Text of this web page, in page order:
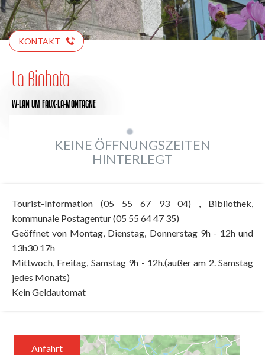
KONTAKT
La Binhata
W-LANUM FAUX-LA-MONTAGNE
KEINE ÖFFNUNGSZEITEN
HINTERLEGT
Tourist-Information (05 55 67 93 04) , Bibliothek,
kommunale Postagentur (05 55 64 47 35)
Geöffnet von Montag, Dienstag, Donnerstag 9h - 12h und
13h30 17h
Mittwoch, Freitag, Samstag 9h - 12h.(außer am 2. Samstag
jedes Monats)
Kein Geldautomat
Anfahrt